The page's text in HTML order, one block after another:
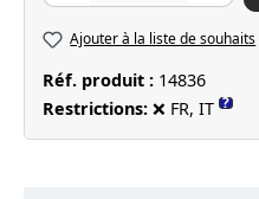
Ajouter à la liste de souhaits
Réf. produit : 14836
Restrictions: ❌ FR, IT ?